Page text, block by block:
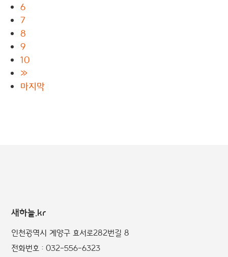
6
7
8
9
10
»
마지막
새하늘.kr
인천광역시 계양구 효서로282번길 8
전화번호 : 032-556-6323